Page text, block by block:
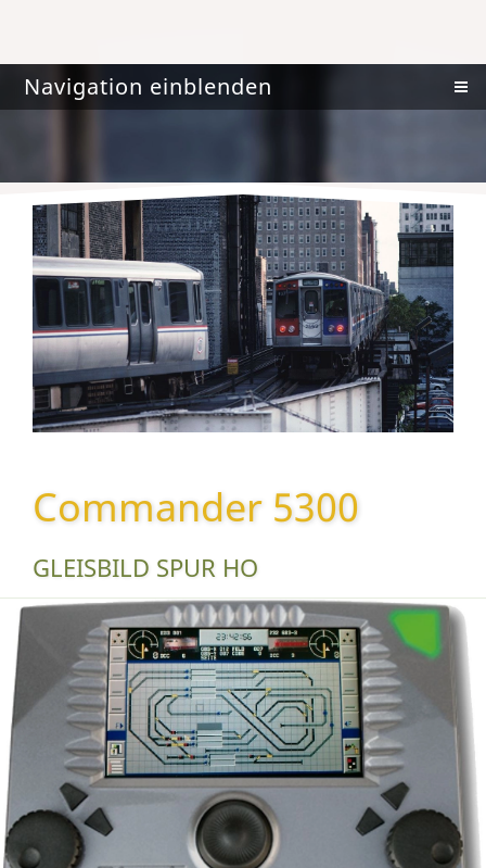
Navigation einblenden
Commander 5300
GLEISBILD SPUR HO